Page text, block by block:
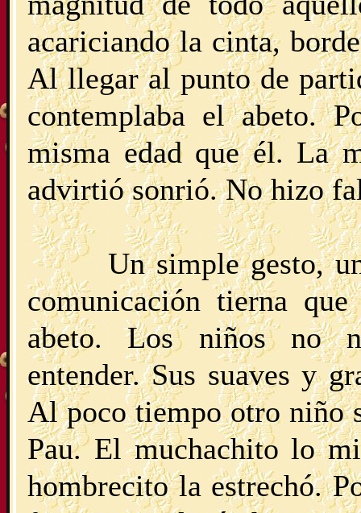
acariciando la cinta,
Al llegar al punto de
contemplaba el abeto.
misma edad que él. La
advirtió sonrió. No hizo
Un simple gesto,
comunicación tierna
abeto. Los niños no
entender. Sus suaves y
Al poco tiempo otro niño
Pau. El muchachito lo
hombrecito la estrechó.